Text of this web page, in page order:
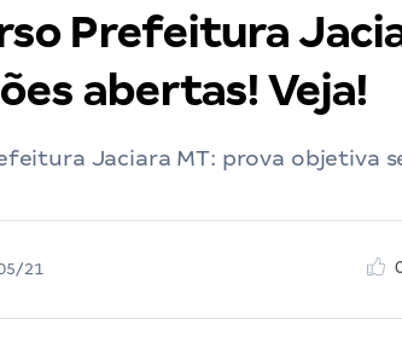
Prefeitura
abertas! Veja!
Jaciara MT: prova objetiva
21